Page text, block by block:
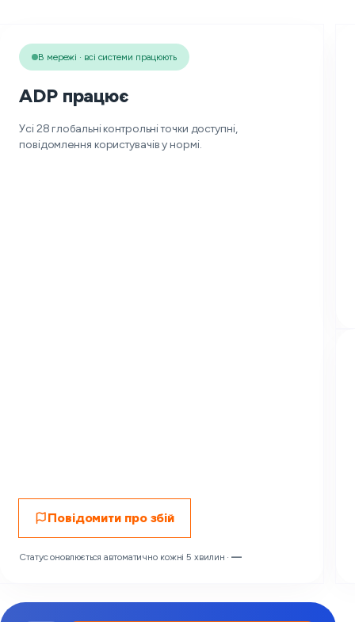
В мережі · всі системи працюють
ADP працює
Усі 28 глобальні контрольні точки доступні,
повідомлення користувачів у нормі.
Повідомити про збій
Статус оновлюється автоматично кожні 5 хвилин ·—